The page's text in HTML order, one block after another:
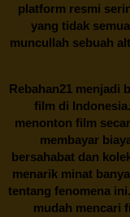
platform resmi
yang tidak
muncullah sebuah
Rebahan21menjadi
film di
menonton film
membayar
bersahabat dan
menarik minat
tentang fenomena
mudah mencari